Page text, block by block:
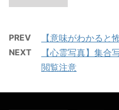
PREV 【意味がわかると
NEXT
【心霊写真】集
閲覧注意